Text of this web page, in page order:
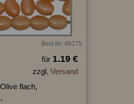
Best.Nr.:46275
für 1.19 €
zzgl. Versand
flach,